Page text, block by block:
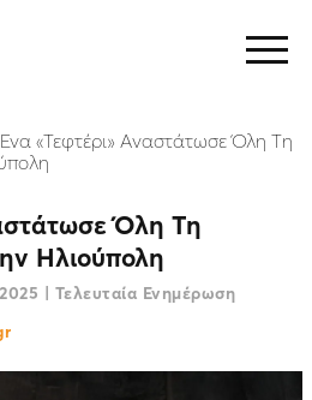
Ένα «Τεφτέρι» Αναστάτωσε Όλη Τη
Όλη Τη
Ηλιούπολη
| Τελευταία Ενημέρωση